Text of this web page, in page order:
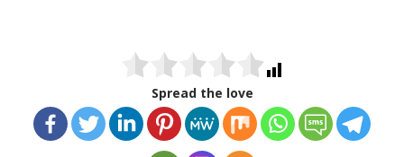
Spread the love